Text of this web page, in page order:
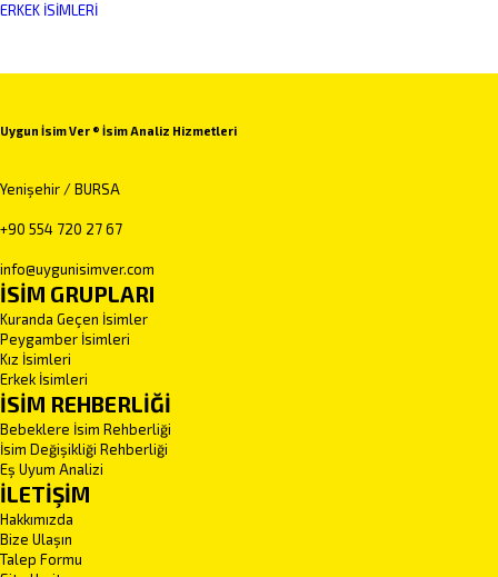
ERKEK İSIMLERI
Uygun İsim Ver ® İsim Analiz Hizmetleri
Yenişehir / BURSA
+90 554 720 27 67
info@uygunisimver.com
İSİM GRUPLARI
Kuranda Geçen İsimler
Peygamber İsimleri
Kız İsimleri
Erkek İsimleri
İSİM REHBERLİĞİ
Bebeklere İsim Rehberliği
İsim Değişikliği Rehberliği
Eş Uyum Analizi
İLETİŞİM
Hakkımızda
Bize Ulaşın
Talep Formu